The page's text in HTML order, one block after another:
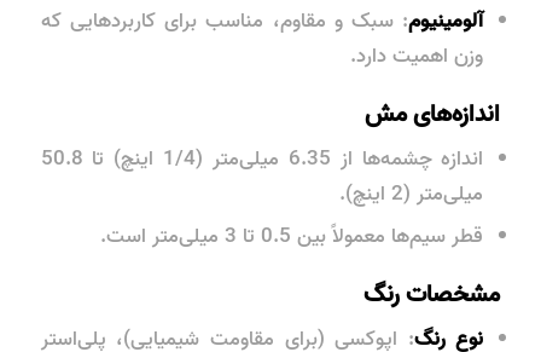
آلومینیوم: سبک و مقاوم، مناسب برای کاربردهایی که
وزن اهمیت دارد.
اندازه‌های مش
اندازه چشمه‌ها از 6.35 میلی‌متر (1/4 اینچ) تا 50.8
میلی‌متر (2 اینچ).
قطر سیم‌ها معمولاً بین 0.5 تا 3 میلی‌متر است.
مشخصات رنگ
نوع رنگ: اپوکسی (برای مقاومت شیمیایی)، پلی‌استر